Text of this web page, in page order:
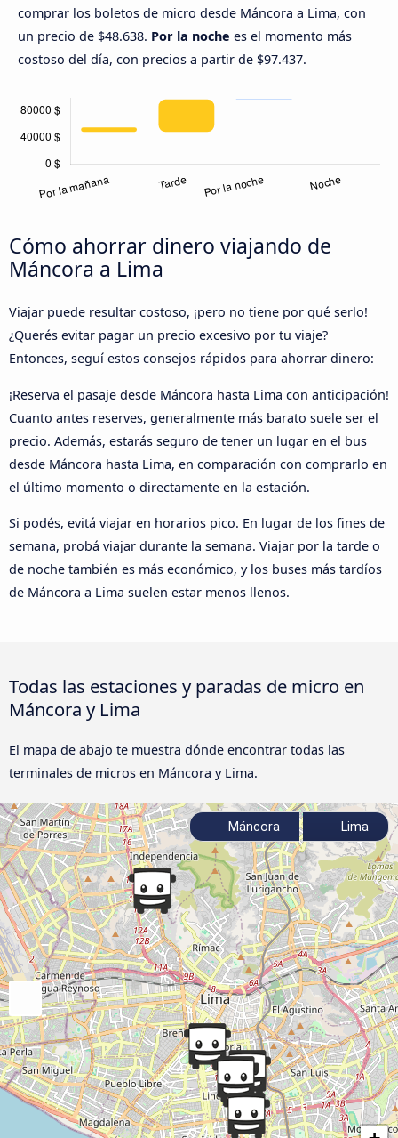
comprar los boletos de micro desde Máncora a Lima, con
un precio de $48.638. Por la noche es el momento más
costoso del día, con precios a partir de $97.437.
Cómo ahorrar dinero viajando de
Máncora a Lima
Viajar puede resultar costoso, ¡pero no tiene por qué serlo!
¿Querés evitar pagar un precio excesivo por tu viaje?
Entonces, seguí estos consejos rápidos para ahorrar dinero:
¡Reserva el pasaje desde Máncora hasta Lima con anticipación!
Cuanto antes reserves, generalmente más barato suele ser el
precio. Además, estarás seguro de tener un lugar en el bus
desde Máncora hasta Lima, en comparación con comprarlo en
el último momento o directamente en la estación.
Si podés, evitá viajar en horarios pico. En lugar de los fines de
semana, probá viajar durante la semana. Viajar por la tarde o
de noche también es más económico, y los buses más tardíos
de Máncora a Lima suelen estar menos llenos.
Todas las estaciones y paradas de micro en
Máncora y Lima
El mapa de abajo te muestra dónde encontrar todas las
terminales de micros en Máncora y Lima.
Máncora Lima